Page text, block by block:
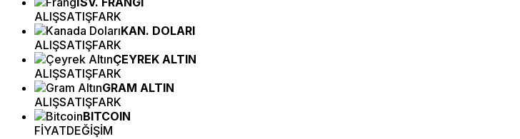
ALIŞSATIŞFARK
KAN. DOLARI
ALIŞSATIŞFARK
ÇEYREK ALTIN
ALIŞSATIŞFARK
GRAM ALTIN
ALIŞSATIŞFARK
BITCOIN
FİYATDEĞİŞİM